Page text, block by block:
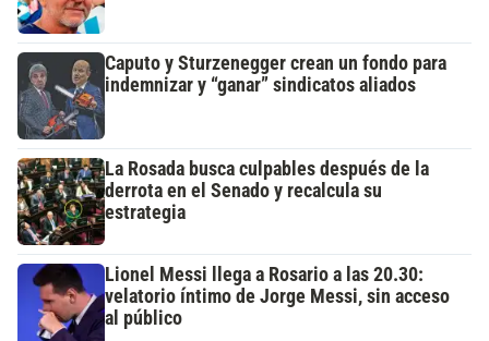
Caputo y Sturzenegger crean un fondo para
indemnizar y “ganar” sindicatos aliados
La Rosada busca culpables después de la
derrota en el Senado y recalcula su
estrategia
Lionel Messi llega a Rosario a las 20.30:
velatorio íntimo de Jorge Messi, sin acceso
al público